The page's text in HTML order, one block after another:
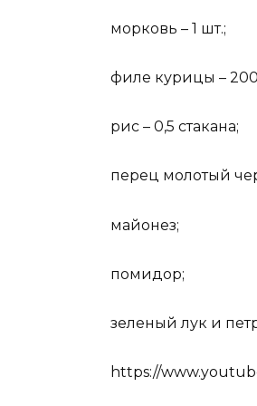
морковь – 1 шт.;
филе курицы – 200
рис – 0,5 стакана;
перец молотый
майонез;
помидор;
зеленый лук и
https://